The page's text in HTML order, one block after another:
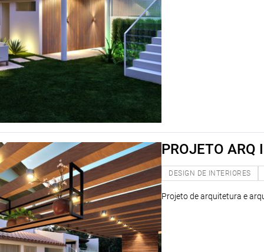
PROJETO ARQ
DESIGN DE INTERIORES
Projeto de arquitetura e